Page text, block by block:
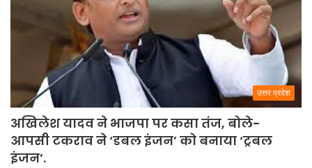
उत्तर प्रदेश
अखिलेश यादव ने भाजपा पर कसा तंज, बोले-
आपसी टकराव ने ‘डबल इंजन’ को बनाया ‘ट्रबल
इंजन’.